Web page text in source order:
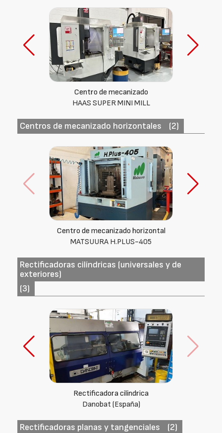
Centro de mecanizado
Finitech SMV 1100
Centros de mecanizado horizontales (2)
Centro de mecanizado horizontal
Mitsubishi (Japón) M-H4B
Rectificadoras cilíndricas (universales y de
exteriores)
(3)
Rectificadora cilindrica
Danobat (España) 1200-RP
Rectificadoras planas y tangenciales (2)